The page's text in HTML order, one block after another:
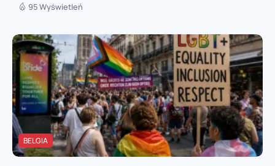
95 Wyświetleń
BELGIA